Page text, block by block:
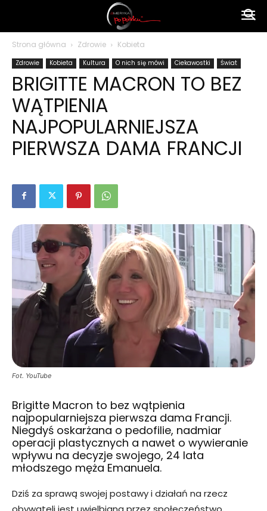
polsku
Strona główna Zdrowie Kobieta
Zdrowie Kobieta Kultura O nich się mówi Ciekawostki Świat
BRIGITTE MACRON TO BEZ
WĄTPIENIA
NAJPOPULARNIEJSZA
PIERWSZA DAMA FRANCJI
Fot. YouTube
Brigitte Macron to bez wątpienia
najpopularniejsza pierwsza dama Francji.
Niegdyś oskarżana o pedofilie, nadmiar
operacji plastycznych a nawet o wywieranie
wpływu na decyzje swojego, 24 lata
młodszego męża Emanuela.
Dziś za sprawą swojej postawy i działań na rzecz